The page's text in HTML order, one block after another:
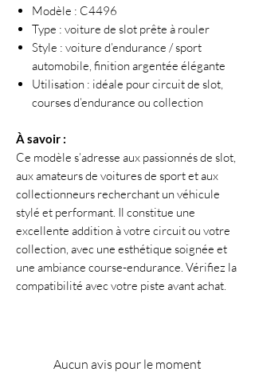
Modèle : C4496
Type : voiture de slot prête à rouler
Style : voiture d’endurance / sport
automobile, finition argentée élégante
Utilisation : idéale pour circuit de slot,
courses d’endurance ou collection
À savoir :
Ce modèle s’adresse aux passionnés de slot,
aux amateurs de voitures de sport et aux
collectionneurs recherchant un véhicule
stylé et performant. Il constitue une
excellente addition à votre circuit ou votre
collection, avec une esthétique soignée et
une ambiance course-endurance. Vérifiez la
compatibilité avec votre piste avant achat.
Aucun avis pour le moment